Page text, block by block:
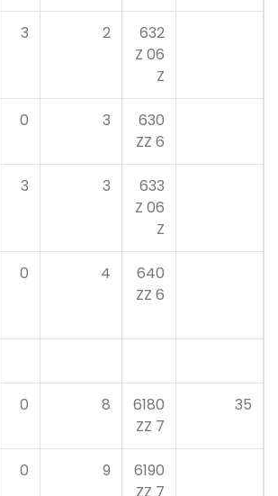
632
06 Z
Z
2
3
630
6 ZZ
3
0
633
06 Z
Z
3
3
640
6 ZZ
4
0
35
6180
7 ZZ
8
0
6190
7 ZZ
9
0